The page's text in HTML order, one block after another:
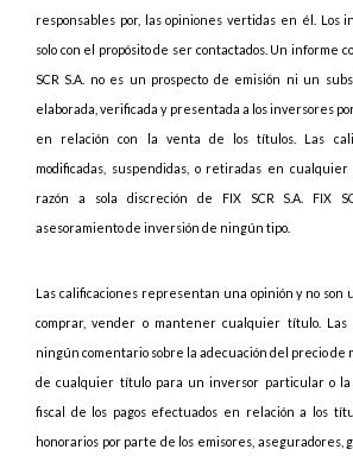
responsables por, las opiniones vertidas en él. Los
solo con el propósito de ser contactados. Un informe
SCR S.A. no es un prospecto de emisión ni un
elaborada, verificada y presentada a los inversores
en relación con la venta de los títulos. Las
modificadas, suspendidas, o retiradas en
razón a sola discreción de FIX SCR S.A. FIX
asesoramiento de inversión de ningún tipo.
Las calificaciones representan una opinión y no son
comprar, vender o mantener cualquier título. Las
ningún comentario sobre la adecuación del precio de
de cualquier título para un inversor particular o la
fiscal de los pagos efectuados en relación a los
honorarios por parte de los emisores, aseguradores,